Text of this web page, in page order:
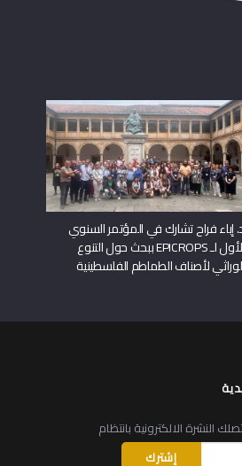
إباء فراح تشارك في المؤتمر السنوي
الأول لـ EPICROPS ببحث حول التنوع
لأصناف الطماطم الفلسطينية
النشرة الالكترونية بانتظام